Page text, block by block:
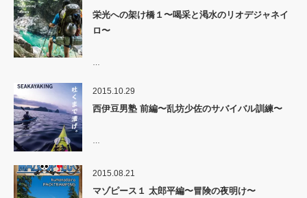
栄光への架け橋１〜喝采と渇水のリオデジャネイ
ロ〜
2015.10.29
西伊豆男塾 前編〜乱坊少佐のサバイバル訓練〜
2015.08.21
マゾピース１ 太郎平編〜冒険の夜明け〜